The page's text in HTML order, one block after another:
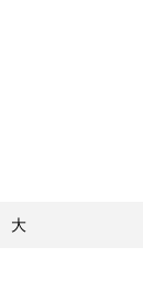
大